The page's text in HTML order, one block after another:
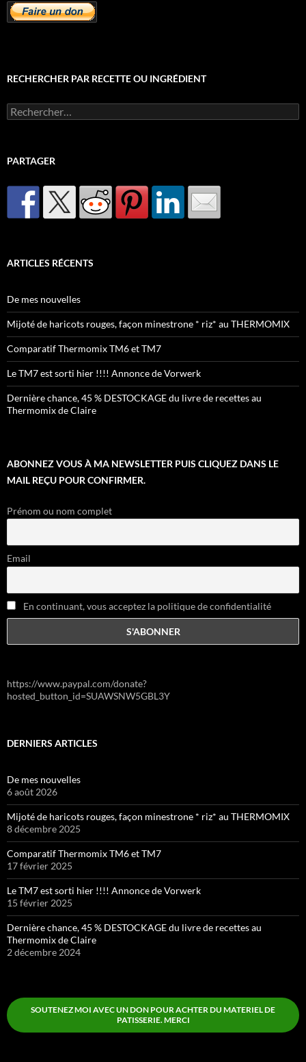
RECHERCHER PAR RECETTE OU INGRÉDIENT
Rechercher :
PARTAGER
ARTICLES RÉCENTS
De mes nouvelles
Mijoté de haricots rouges, façon minestrone * riz* au THERMOMIX
Comparatif Thermomix TM6 et TM7
Le TM7 est sorti hier !!!! Annonce de Vorwerk
Dernière chance, 45 % DESTOCKAGE du livre de recettes au
Thermomix de Claire
ABONNEZ VOUS À MA NEWSLETTER PUIS CLIQUEZ DANS LE
MAIL REÇU POUR CONFIRMER.
Prénom ou nom complet
Email
En continuant, vous acceptez la politique de confidentialité
https://www.paypal.com/donate?
hosted_button_id=SUAWSNW5GBL3Y
DERNIERS ARTICLES
De mes nouvelles
6 août 2026
Mijoté de haricots rouges, façon minestrone * riz* au THERMOMIX
8 décembre 2025
Comparatif Thermomix TM6 et TM7
17 février 2025
Le TM7 est sorti hier !!!! Annonce de Vorwerk
15 février 2025
Dernière chance, 45 % DESTOCKAGE du livre de recettes au
Thermomix de Claire
2 décembre 2024
SOUTENEZ MOI AVEC UN DON POUR ACHTER DU MATERIEL DE
PATISSERIE. MERCI